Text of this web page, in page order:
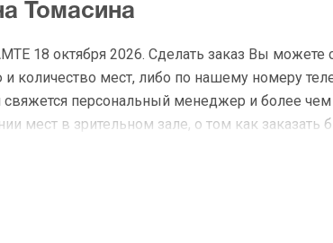
Томасина
18 октября 2026. Сделать заказ Вы
количество мест, либо по нашему номеру
персональный менеджер и более чем
мест в зрительном зале, о том как заказать
ожидайте доставку по Москве в течение не
в пределах МКАД возле метро или в